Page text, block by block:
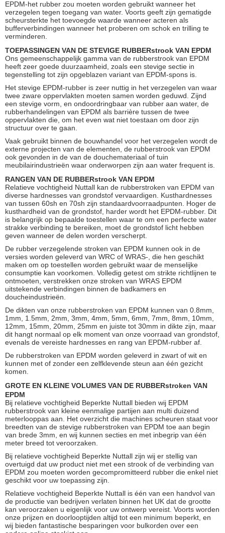
EPDM-het rubber zou moeten worden gebruikt wanneer het
verzegelen tegen toegang van water. Voorts geeft zijn gematigde
scheursterkte het toevoegde waarde wanneer acteren als
bufferverbindingen wanneer het proberen om schok en trilling te
verminderen.
TOEPASSINGEN VAN DE STEVIGE RUBBERstrook VAN EPDM
Ons gemeenschappelijk gamma van de rubberstrook van EPDM
heeft zeer goede duurzaamheid, zoals een stevige sectie in
tegenstelling tot zijn opgeblazen variant van EPDM-spons is.
Het stevige EPDM-rubber is zeer nuttig in het verzegelen van waar
twee zware oppervlakten moeten samen worden geduwd. Zijnd
een stevige vorm, en ondoordringbaar van rubber aan water, de
rubberhandelingen van EPDM als barrière tussen de twee
oppervlakten die, om het even wat niet toestaan om door zijn
structuur over te gaan.
Vaak gebruikt binnen de bouwhandel voor het verzegelen wordt de
externe projecten van de elementen, de rubberstrook van EPDM
ook gevonden in de van de douchemateriaal of tuin
meubilairindustrieën waar onderworpen zijn aan water frequent is.
RANGEN VAN DE RUBBERstrook VAN EPDM
Relatieve vochtigheid Nuttall kan de rubberstroken van EPDM van
diverse hardnesses van grondstof vervaardigen. Kusthardnesses
van tussen 60sh en 70sh zijn standaardvoorraadpunten. Hoger de
kusthardheid van de grondstof, harder wordt het EPDM-rubber. Dit
is belangrijk op bepaalde toestellen waar te om een perfecte water
strakke verbinding te bereiken, moet de grondstof licht hebben
geven wanneer de delen worden verscherpt.
De rubber verzegelende stroken van EPDM kunnen ook in de
versies worden geleverd van WRC of WRAS-, die hen geschikt
maken om op toestellen worden gebruikt waar de menselijke
consumptie kan voorkomen. Volledig getest om strikte richtlijnen te
ontmoeten, verstrekken onze stroken van WRAS EPDM
uitstekende verbindingen binnen de badkamers en
doucheindustrieën.
De dikten van onze rubberstroken van EPDM kunnen van 0.8mm,
1mm, 1.5mm, 2mm, 3mm, 4mm, 5mm, 6mm, 7mm, 8mm, 10mm,
12mm, 15mm, 20mm, 25mm en juiste tot 30mm in dikte zijn, maar
dit hangt normaal op elk moment van onze voorraad van grondstof,
evenals de vereiste hardnesses en rang van EPDM-rubber af.
De rubberstroken van EPDM worden geleverd in zwart of wit en
kunnen met of zonder een zelfklevende steun aan één gezicht
komen.
GROTE EN KLEINE VOLUMES VAN DE RUBBERstroken VAN
EPDM
Bij relatieve vochtigheid Beperkte Nuttall bieden wij EPDM
rubberstrook van kleine eenmalige partijen aan multi duizend
meterlooppas aan. Het overzicht die machines scheuren staat voor
breedten van de stevige rubberstroken van EPDM toe aan begin
van brede 3mm, en wij kunnen secties en met inbegrip van één
meter breed tot veroorzaken.
Bij relatieve vochtigheid Beperkte Nuttall zijn wij er stellig van
overtuigd dat uw product niet met een strook of de verbinding van
EPDM zou moeten worden gecompromitteerd rubber die enkel niet
geschikt voor uw toepassing zijn.
Relatieve vochtigheid Beperkte Nuttall is één van een handvol van
de productie van bedrijven verlaten binnen het UK dat de grootte
kan veroorzaken u eigenlijk voor uw ontwerp vereist. Voorts worden
onze prijzen en doorlooptijden altijd tot een minimum beperkt, en
wij bieden fantastische besparingen voor bulkorden over een